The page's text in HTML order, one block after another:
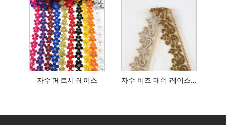
자수 페르시 레이스 자수 비즈 메쉬 레이스 트림